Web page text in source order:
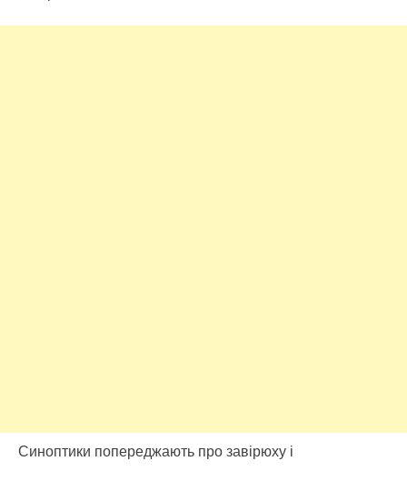
Синоптики попереджають про завірюху і